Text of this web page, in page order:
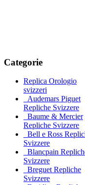
Categorie
Replica Orologio
svizzeri
Audemars Piguet
Repliche Svizzere
Baume & Mercier
Repliche Svizzere
Bell e Ross
Svizzere
Blancpain
Svizzere
Breguet Repliche
Svizzere